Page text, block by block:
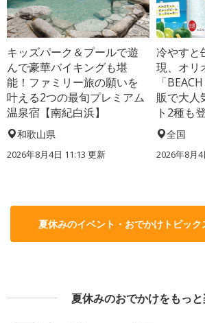
キッズパーク＆プールで遊
んで豪華バイキングも堪
能！ファミリー旅の願いを
叶える2つの最旬プレミアム
温泉宿【南紀白浜】
和歌山県
2026年8月4日 11:13 更新
冷やすと
現、オリ
「
販で大人
ト2種も
全国
2026年8月
夏休みのイベント・おでかけトピック
夏休みのおでかけをもっ